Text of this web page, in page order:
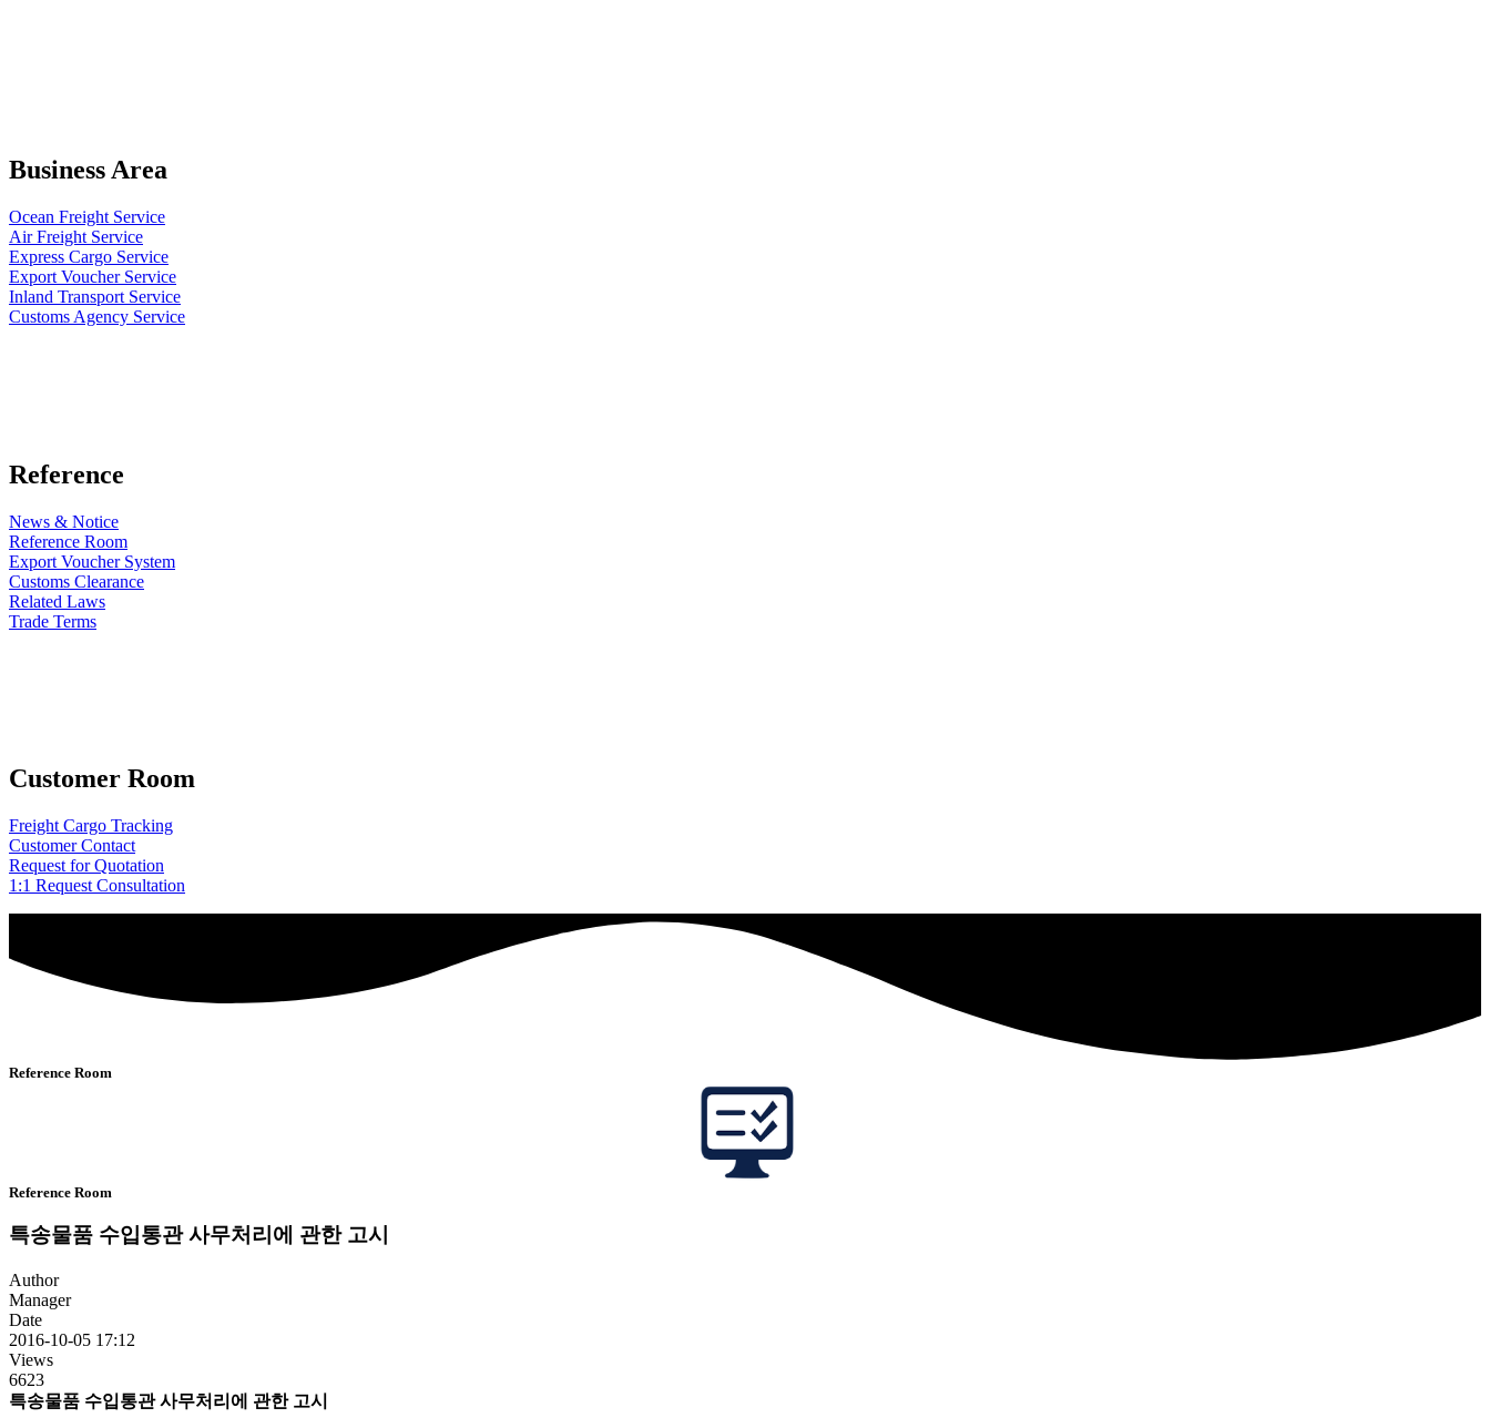
Business Area
Ocean Freight Service
Air Freight Service
Express Cargo Service
Export Voucher Service
Inland Transport Service
Customs Agency Service
Reference
News & Notice
Reference Room
Export Voucher System
Customs Clearance
Related Laws
Trade Terms
Customer Room
Freight Cargo Tracking
Customer Contact
Request for Quotation
1:1 Request Consultation
Reference Room
Reference Room
특송물품 수입통관 사무처리에 관한 고시
Author
Manager
Date
2016-10-05 17:12
Views
6623
특송물품 수입통관 사무처리에 관한 고시